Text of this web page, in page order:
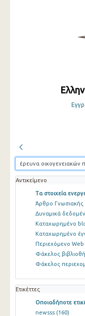
Αντικείμενο
Τα στοιχεία
Άρθρο
Δυναμικά
Καταχωρημένο
Καταχωρημένο
Περιεχόμενο Web
Φάκελος
Φάκελος
Ετικέττες
Οποιαδήποτε
newsss (160)